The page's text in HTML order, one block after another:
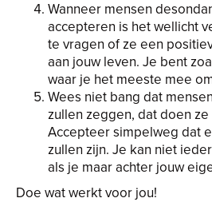
Wanneer mensen
accepteren is het wellicht
te vragen of ze een
aan jouw leven. Je bent
waar je het meeste mee
Wees niet bang dat
zullen zeggen, dat doen
Accepteer simpelweg dat
zullen zijn. Je kan niet
als je maar achter jouw
Doe wat werkt voor jou!